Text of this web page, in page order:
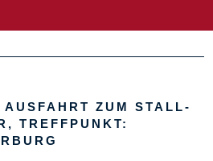
ZUM STALL-
TREFFPUNKT: